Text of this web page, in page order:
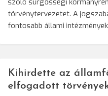
szóló sürgősségi
törvénytervezetet. A
fontosabb állami
Kihirdette az
elfogadott